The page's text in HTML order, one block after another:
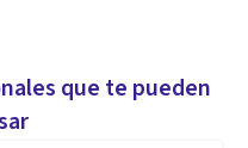
que te pueden